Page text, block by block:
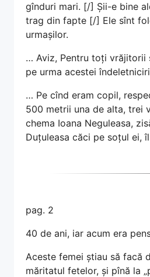
gînduri mari. [/] Șii-e bine
trag din fapte [/] Ele sînt
urmașilor.
… Aviz, Pentru toți vrăjitorii
pe urma acestei
… Pe cînd eram copil,
500 metrii una de alta, trei
chema Ioana Neguleasa,
Duțuleasa căci pe soțul ei,
pag. 2
40 de ani, iar acum era
Aceste femei știau să facă
măritatul fetelor, și pînă la